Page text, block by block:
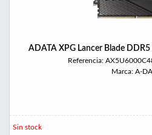
ADATA XPG Lancer Blade
Referencia:
Marca: A-
Sin stock